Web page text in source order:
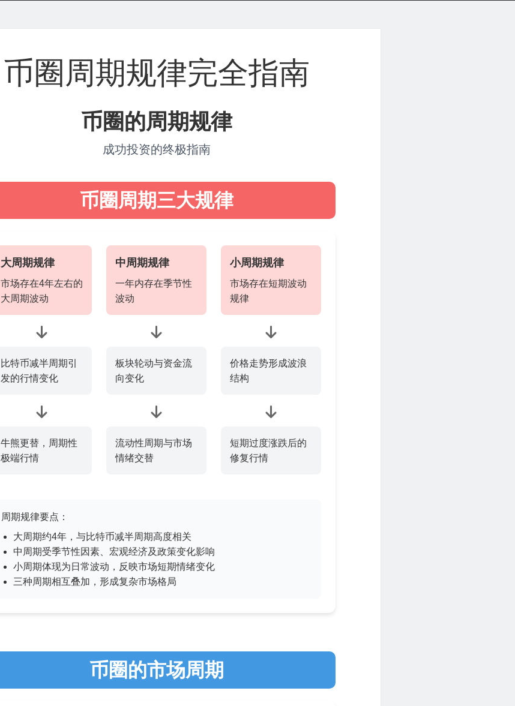
币圈周期规律完全指南
币圈的周期规律
成功投资的终极指南
币圈周期三大规律
大周期规律
市场存在4年左右的
大周期波动
比特币减半周期引
发的行情变化
牛熊更替，周期性
极端行情
中周期规律
一年内存在季节性
波动
板块轮动与资金流
向变化
流动性周期与市场
情绪交替
小周期规律
市场存在短期波动
规律
价格走势形成波浪
结构
短期过度涨跌后的
修复行情
周期规律要点：
大周期约4年，与比特币减半周期高度相关
中周期受季节性因素、宏观经济及政策变化影响
小周期体现为日常波动，反映市场短期情绪变化
三种周期相互叠加，形成复杂市场格局
币圈的市场周期